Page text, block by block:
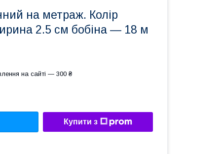
на метраж. Колір
2.5 см бобіна — 18 м
на сайті — 300 ₴
Купити з